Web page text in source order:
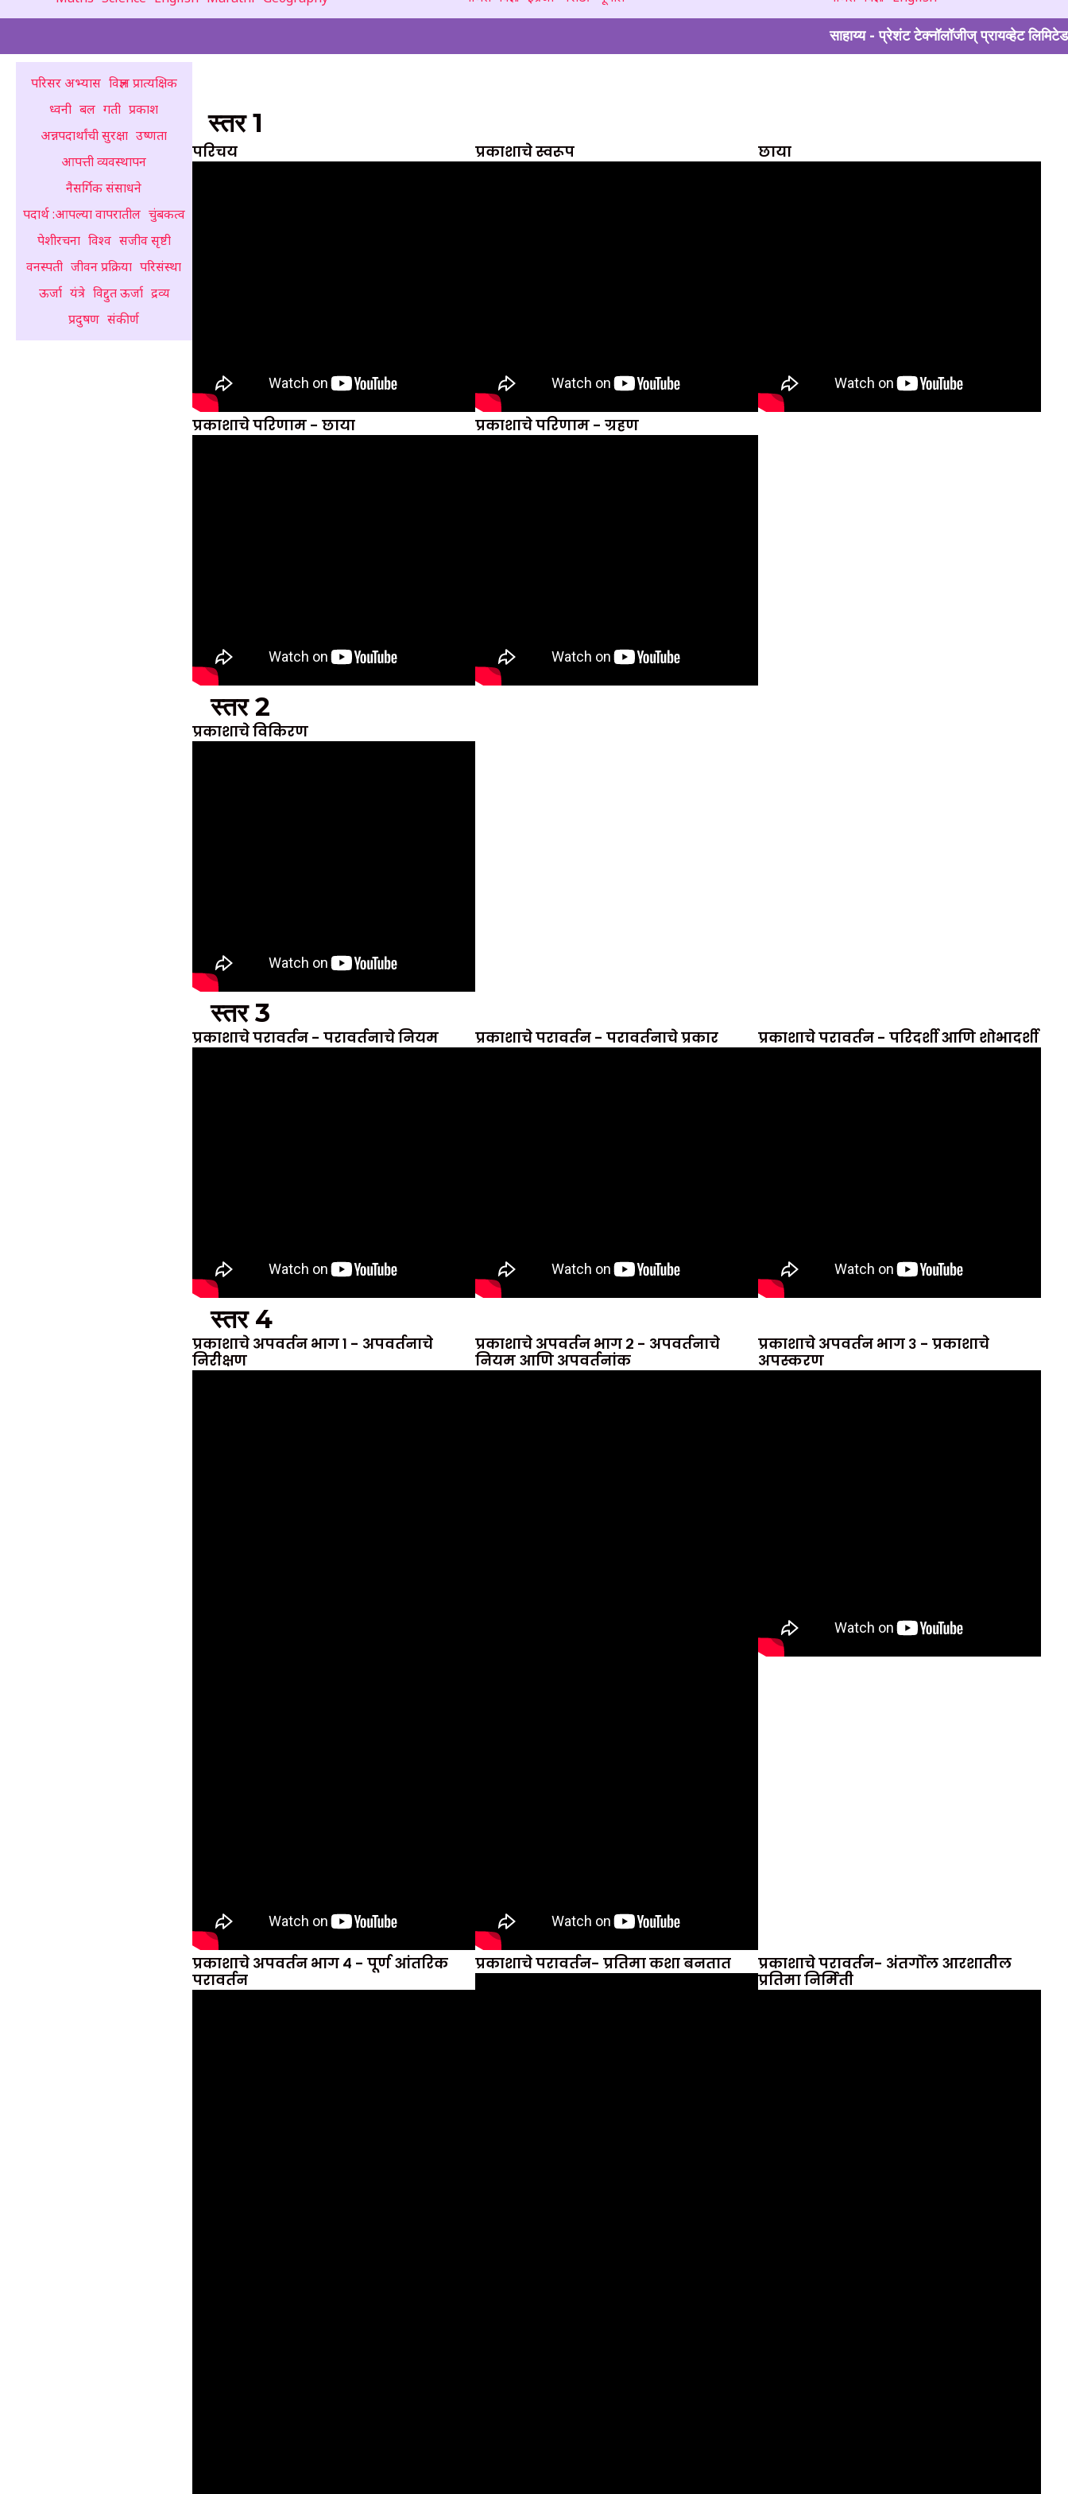
साहाय्य - प्रेशंट टेक्नॉलॉजीज् प्रायव्हेट लिमिटेड
परिसर अभ्यास विज्ञान प्रात्यक्षिक
ध्वनी बल गती प्रकाश
अन्नपदार्थांची सुरक्षा उष्णता
आपत्ती व्यवस्थापन
नैसर्गिक संसाधने
पदार्थ :आपल्या वापरातील चुंबकत्व
पेशीरचना विश्व सजीव सृष्टी
वनस्पती जीवन प्रक्रिया परिसंस्था
ऊर्जा यंत्रे विद्दुत ऊर्जा द्रव्य
प्रदुषण संकीर्ण
स्तर 1
परिचय
प्रकाशाचे परिणाम - छाया
प्रकाशाचे स्वरूप
प्रकाशाचे परिणाम - ग्रहण
छाया
स्तर 2
प्रकाशाचे विकिरण
स्तर 3
प्रकाशाचे परावर्तन - परावर्तनाचे नियम प्रकाशाचे परावर्तन - परावर्तनाचे प्रकार प्रकाशाचे परावर्तन - परिदर्शी आणि शोभादर्शी
स्तर 4
प्रकाशाचे अपवर्तन भाग १ - अपवर्तनाचे
निरीक्षण
प्रकाशाचे अपवर्तन भाग २ - अपवर्तनाचे
नियम आणि अपवर्तनांक
प्रकाशाचे अपवर्तन भाग ३ - प्रकाशाचे
अपस्करण
प्रकाशाचे अपवर्तन भाग ४ - पूर्ण आंतरिक
परावर्तन
प्रकाशाचे परावर्तन- प्रतिमा कशा बनतात
प्रकाशाचे परावर्तन- अंतर्गोल आरशातील
प्रतिमा निर्मिती